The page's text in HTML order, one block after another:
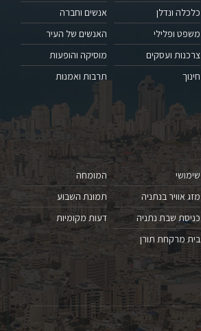
כלכלה ונדלן
משפט ופלילי
צרכנות ועסקים
חינוך
אנשים וחברה
האנשים של העיר
מוסיקה והופעות
תרבות ואמנות
שימושי
מזג אוויר בנתניה
כניסת שבת נתניה
בית מרקחת תורן
המומחה
תמונת השבוע
דעות מקומיות